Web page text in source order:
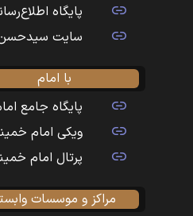
پایگاه
سایت
با امام
پایگاه جامع
ویکی امام
پرتال امام
مراکز و موسسات